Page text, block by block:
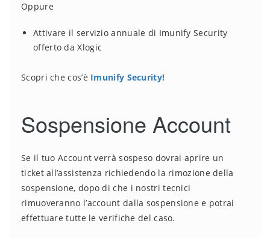
Oppure
Attivare il servizio annuale di Imunify Security
offerto da Xlogic
Scopri che cos’è Imunify Security!
Sospensione Account
Se il tuo Account verrà sospeso dovrai aprire un
ticket all’assistenza richiedendo la rimozione della
sospensione, dopo di che i nostri tecnici
rimuoveranno l’account dalla sospensione e potrai
effettuare tutte le verifiche del caso.